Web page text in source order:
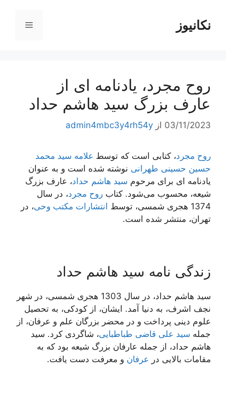
محتوانکانیوز فهرست
روح مجرد، یادنامه ای از
عارف بزرگ سید هاشم حداد
03/11/2023 از admin4mbc3y4rh54y
روح مجرد، کتابی است که توسط علامه سید محمد
حسین حسینی طهرانی نوشته شده است و به عنوان
یادنامه ای برای مرحوم سید هاشم حداد، عارف بزرگ
شیعه، محسوب می‌شود. کتاب روح مجرد، در سال
1374 هجری شمسی، توسط
انتشارات مکتب وحی، در
تهران، منتشر شده است.
زندگی نامه سید هاشم حداد
سید هاشم حداد، در سال 1303 هجری شمسی، در شهر
نجف اشرف، به دنیا آمد. ایشان، از کودکی، به تحصیل
علوم دینی پرداخت و در محضر بزرگان علم و عرفان، از
جمله سید علی قاضی طباطبایی، شاگردی کرد. سید
هاشم حداد، از جمله عارفان بزرگ شیعه بود که به
مقامات بالایی در عرفان و معرفت دست یافت.